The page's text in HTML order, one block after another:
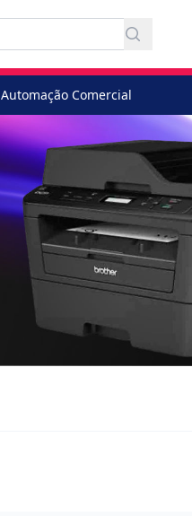
Automação Comercial